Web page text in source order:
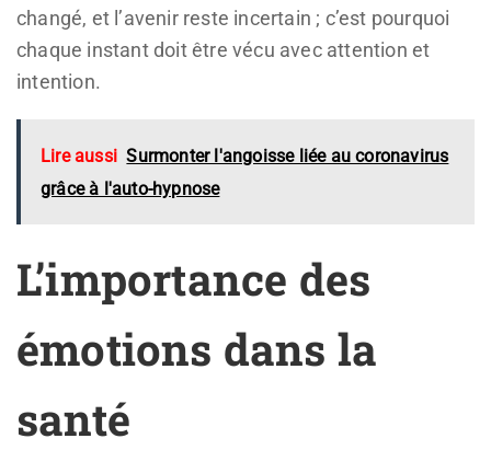
changé, et l’avenir reste incertain ; c’est pourquoi
chaque instant doit être vécu avec attention et
intention.
Lire aussi Surmonter l'angoisse liée au coronavirus
grâce à l'auto-hypnose
L’importance des
émotions dans la
santé